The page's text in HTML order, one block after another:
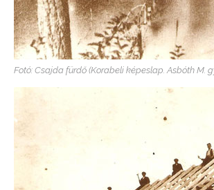
Fotó: Csajda fürdő (Korabeli képeslap. Asbóth M.